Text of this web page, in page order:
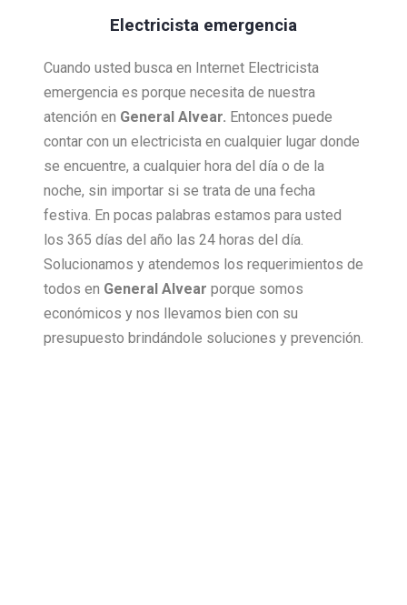
Electricista emergencia
Cuando usted busca en Internet Electricista
emergencia es porque necesita de nuestra
atención en General Alvear. Entonces puede
contar con un electricista en cualquier lugar donde
se encuentre, a cualquier hora del día o de la
noche, sin importar si se trata de una fecha
festiva. En pocas palabras estamos para usted
los 365 días del año las 24 horas del día.
Solucionamos y atendemos los requerimientos de
todos en General Alvear porque somos
económicos y nos llevamos bien con su
presupuesto brindándole soluciones y prevención.